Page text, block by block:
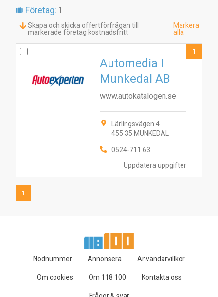
Företag: 1
Skapa och skicka offertförfrågan till
markerade företag kostnadsfritt
Markera
alla
Uppdatera uppgifter
Automedia I
Munkedal AB
www.autokatalogen.se
Lärlingsvägen 4
455 35 MUNKEDAL
0524-711 63
1
1
Nödnummer Annonsera Användarvillkor
Om cookies Om 118 100 Kontakta oss